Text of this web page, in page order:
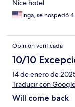
Nice hotel
Inga, se hospedó
Opinión verificada
10/10
14 de enero de
Traducir con
Will come back